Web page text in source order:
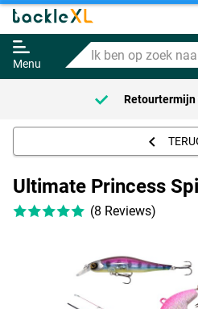
Menu
Ik
ben
op
zoek
naar
Ultimate Princess
Adviesprijs
98.70
Retourtermijn
Ultimate Princess
(8 Reviews)